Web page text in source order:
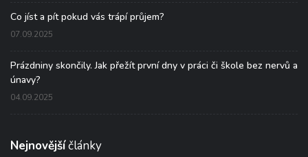
Co jíst a pít pokud vás trápí průjem?
07.09.2025
Prázdniny skončily. Jak přežít první dny v práci či škole bez nervů a
únavy?
04.09.2025
Nejnovějšíčlánky